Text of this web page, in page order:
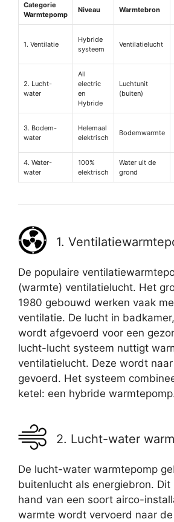
Categorie
Warmtepomp
Niveau Warmtebron
1. Ventilatie
Hybride
systeem
Ventilatielucht
2. Lucht-
water
All
electric
en
Hybride
Luchtunit
(buiten)
3. Bodem-
water
Helemaal
elektrisch
Bodemwarmte
4. Water-
water
100%
elektrisch
Water uit de
grond
1.
De populaire
(warmte) ventilatielucht. Het
1980 gebouwd werken vaak
ventilatie. De lucht in
wordt afgevoerd voor een
lucht-lucht systeem nuttigt
ventilatielucht. Deze wordt
gevoerd. Het systeem
ketel: een hybride
2. Lucht-water
De lucht-water warmtepomp
buitenlucht als energiebron.
hand van een soort airco-
warmte wordt vervoerd naar